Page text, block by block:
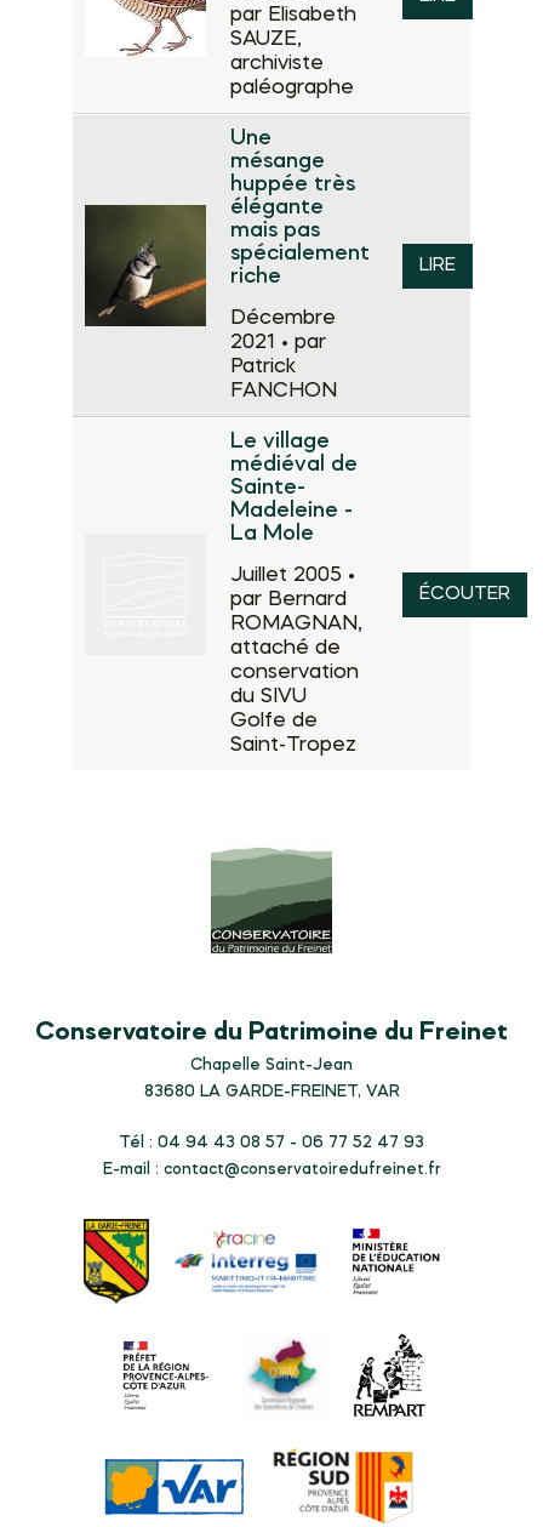
par Elisabeth
SAUZE,
archiviste
paléographe
Une
mésange
huppée très
élégante
mais pas
spécialement
riche
Décembre
2021 • par
Patrick
FANCHON
LIRE
Le village
médiéval de
Sainte-
Madeleine -
La Mole
Juillet 2005 •
par Bernard
ROMAGNAN,
attaché de
conservation
du SIVU
Golfe de
Saint-Tropez
ÉCOUTER
Conservatoire du Patrimoine du Freinet
Chapelle Saint-Jean
83680 LA GARDE-FREINET, VAR
Tél : 04 94 43 08 57 - 06 77 52 47 93
E-mail : contact@conservatoiredufreinet.fr